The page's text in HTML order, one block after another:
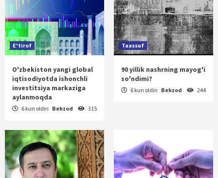
E'tirof
O'zbekiston yangi global
iqtisodiyotda ishonchli
investitsiya markaziga
aylanmoqda
6 kun oldin Behzod 315
Taassuf
90 yillik nashrning mayog'i
so'ndimi?
6 kun oldin Behzod 244